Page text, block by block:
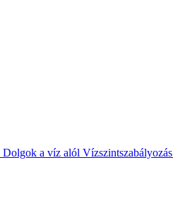
Dolgok a víz alól Vízszintszabályozás